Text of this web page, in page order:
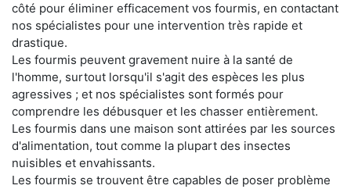
côté pour éliminer efficacement vos fourmis, en contactant
nos spécialistes pour une intervention très rapide et
drastique.
Les fourmis peuvent gravement nuire à la santé de
l'homme, surtout lorsqu'il s'agit des espèces les plus
agressives ; et nos spécialistes sont formés pour
comprendre les débusquer et les chasser entièrement.
Les fourmis dans une maison sont attirées par les sources
d'alimentation, tout comme la plupart des insectes
nuisibles et envahissants.
Les fourmis se trouvent être capables de poser problème